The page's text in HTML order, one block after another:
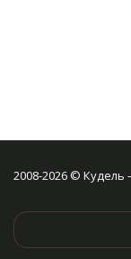
2008-2026 ©